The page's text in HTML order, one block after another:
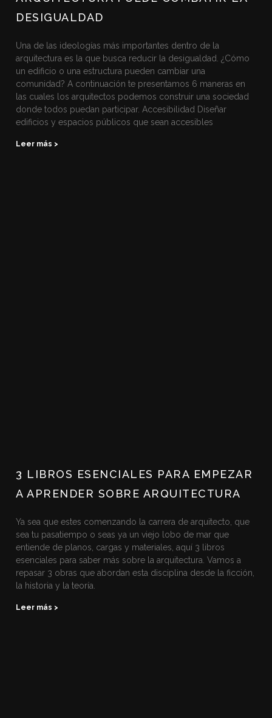
DESIGUALDAD
Una de las ideologías más importantes dentro de la
arquitectura es la que busca reducir la desigualdad. ¿Cómo
un edificio o una estructura pueden cambiar una
comunidad? A continuación te presentamos 6 maneras en
las cuales los arquitectos podemos construir una sociedad
donde todos puedan participar. Accesibilidad Diseñar
edificios y espacios públicos que sean accesibles
Leer más >
3 LIBROS ESENCIALES PARA EMPEZAR
A APRENDER SOBRE ARQUITECTURA
Ya sea que estes comenzando la carrera de arquitecto, que
sea tu pasatiempo o seas ya un viejo lobo de mar que
entiende de planos, cargas y materiales, aquí 3 libros
esenciales para saber más sobre la arquitectura. Vamos a
repasar 3 obras que abordan esta disciplina desde la ficción,
la historia y la teoría.
Leer más >